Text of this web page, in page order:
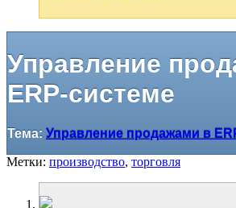
Управление
ERP-системе
Тема: Управление продажами в
Метки: производство, торговля